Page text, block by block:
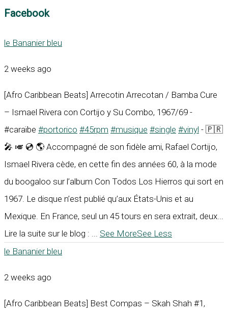
Facebook
le Bananier bleu
2 weeks ago
[Afro Caribbean Beats] Arrecotin Arrecotan / Bamba Cure
– Ismael Rivera con Cortijo y Su Combo, 1967/69 -
#caraïbe #portorico #45rpm #musique #single #vinyl - 🇵🇷
🎤 🎺 💿 🌎 Accompagné de son fidèle ami, Rafael Cortijo,
Ismael Rivera cède, en cette fin des années 60, à la mode
du boogaloo sur l’album Con Todos Los Hierros qui sort en
1967. Le disque n’est publié qu’aux États-Unis et au
Mexique. En France, seul un 45 tours en sera extrait, deux...
Lire la suite sur le blog : ... See MoreSee Less
le Bananier bleu
2 weeks ago
[Afro Caribbean Beats] Best Compas – Skah Shah #1,